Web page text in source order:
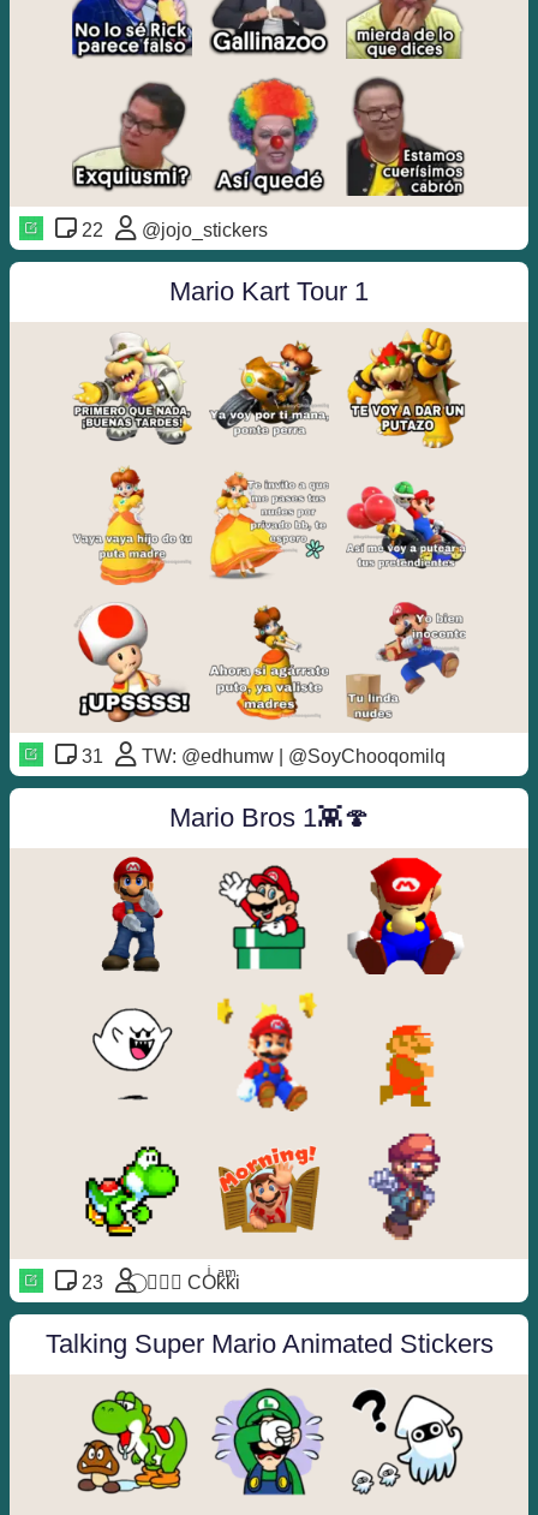
22 @jojo_stickers
Mario Kart Tour 1
31 TW: @edhumw | @SoyChooqomilq
Mario Bros 1👾🍄
23 ⃝ ❥⃢⃟ COͥkͣkͫi
Talking Super Mario Animated Stickers